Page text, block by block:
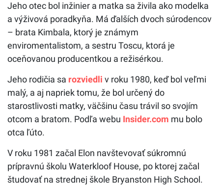
Jeho otec bol inžinier a matka sa živila ako modelka
a výživová poradkyňa. Má ďalších dvoch súrodencov
– brata Kimbala, ktorý je známym
enviromentalistom, a sestru Toscu, ktorá je
oceňovanou producentkou a režisérkou.
Jeho rodičia sa rozviedli v roku 1980, keď bol veľmi
malý, a aj napriek tomu, že bol určený do
starostlivosti matky, väčšinu času trávil so svojím
otcom a bratom. Podľa webu Insider.com mu bolo
otca ľúto.
V roku 1981 začal Elon navštevovať súkromnú
prípravnú školu Waterkloof House, po ktorej začal
študovať na strednej škole Bryanston High School.